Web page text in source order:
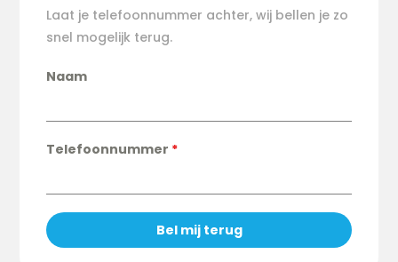
Laat je telefoonnummer achter, wij bellen je zo
snel mogelijk terug.
Naam
Telefoonnummer *
Bel mij terug